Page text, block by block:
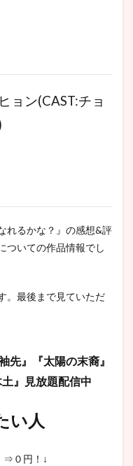
ョン(CAST:チョ
れるかな？』の感想&評
ついての作品情報でし
。最後まで見ていただ
先』『太陽の末裔』
』見放題配信中
い人
⇒０円！↓